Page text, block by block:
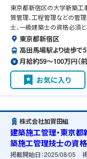
東京都新宿区の大学新築工
質管理、工程管理などの管
士、一級建築士の資格必須と
東京都新宿区
高田馬場駅より徒歩で
月給約59〜100万円（
お気に入り
株式会社加賀田組
建築施工管理・東京都
築施工管理技士の資
掲載開始日：2025/08/05